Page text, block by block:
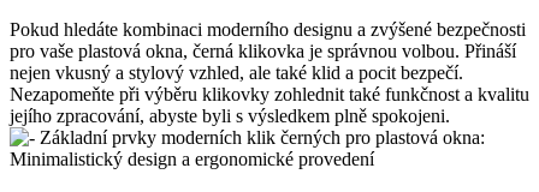
Pokud hledáte kombinaci moderního designu a‍ zvýšené bezpečnosti⁤
pro vaše plastová⁢ okna, černá klikovka je správnou volbou. Přináší
nejen ⁤vkusný a stylový vzhled, ale také⁤ klid a pocit bezpečí.
Nezapomeňte při výběru klikovky zohlednit také funkčnost a kvalitu
‍jejího zpracování, abyste byli s výsledkem ‌plně spokojeni.